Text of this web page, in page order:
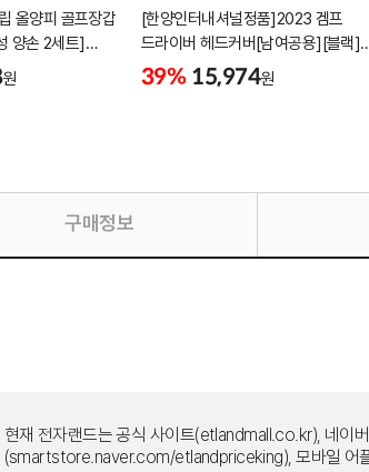
올양피 골프장갑
양손 2세트]
]
원
[한양인터내셔널정품]2023 겜프
드라이버 헤드커버[남여공용][블랙]
[HD-302]
39% 15,974원
구매정보
현재 전자랜드는 공식 사이트(etlandmall.co.kr), 네이
(smartstore.naver.com/etlandpriceking), 모바일 어